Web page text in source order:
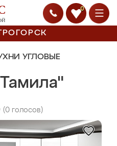
0
УГЛОВЫЕ
(0 голосов)